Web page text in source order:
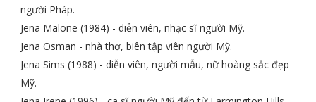
người Pháp.
Jena Malone (1984) - diễn viên, nhạc sĩ người Mỹ.
Jena Osman - nhà thơ, biên tập viên người Mỹ.
Jena Sims (1988) - diễn viên, người mẫu, nữ hoàng sắc đẹp
Mỹ.